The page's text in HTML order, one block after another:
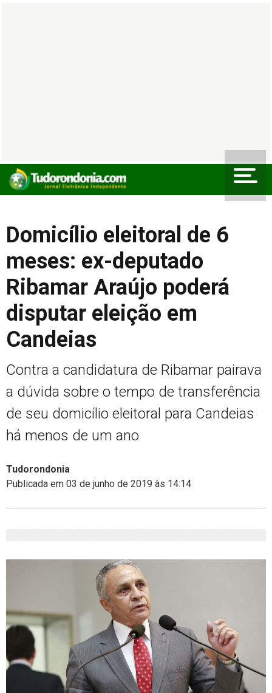
Domicílio eleitoral de 6
meses: ex-deputado
Ribamar Araújo poderá
disputar eleição em
Candeias
Contra a candidatura de Ribamar pairava
a dúvida sobre o tempo de transferência
de seu domicílio eleitoral para Candeias
há menos de um ano
Tudorondonia
Publicada em 03 de junho de 2019 às 14:14